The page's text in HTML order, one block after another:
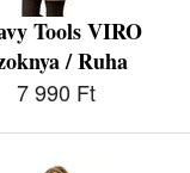
Tools VIRO
/ Ruha
7 990 Ft